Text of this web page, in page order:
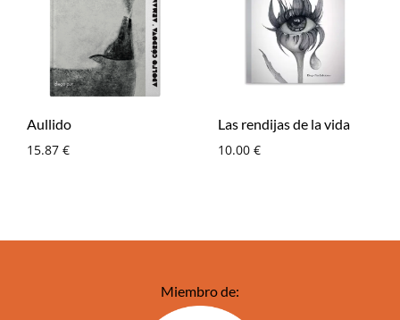
Aullido
15.87 €
Las rendijas de la vida
10.00 €
Miembro de: